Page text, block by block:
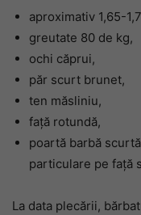
aproximativ 1,65-
greutate 80 de kg,
ochi căprui,
păr scurt brunet,
ten măsliniu,
faţă rotundă,
poartă barbă
particulare pe faţă
La data plecării,